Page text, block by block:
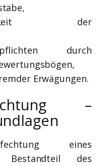
der
durch
Erwägungen.
–
eines
Bestandteil des